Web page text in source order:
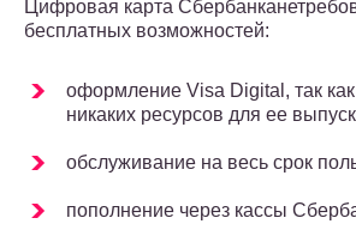
Цифровая карта
бесплатных возможностей:
оформление Visa Digital, так как
никаких ресурсов для ее
обслуживание на весь срок
пополнение через кассы